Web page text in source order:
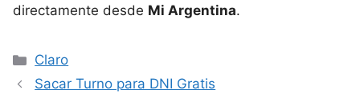
directamente desde Mi Argentina.
Categorías
Claro
Sacar Turno para DNI Gratis